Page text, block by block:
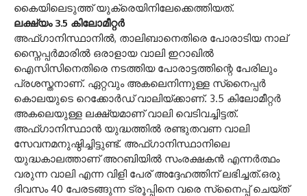
കൈയിലെടുത്ത് യുക്രെയിനിലേക്കെത്തിയത്.
ലക്ഷ്യം 3.5 കിലോമീറ്റർ
അഫ്ഗാനിസ്ഥാനിൽ, താലിബാനെതിരെ പോരാടിയ നാല്
സ്നൈപ്പർമാരിൽ ഒരാളായ വാലി ഇറാഖിൽ
ഐസിസിനെതിരെ നടത്തിയ പോരാട്ടത്തിന്റെ പേരിലും
പ്രശസ്തനാണ്. ഏറ്റവും അകലെനിന്നുള്ള സ്‌നൈപ്പർ
കൊലയുടെ റെക്കോർഡ് വാലിയ്ക്കാണ്. 3.5 കിലോമീറ്റർ
അകലെയുള്ള ലക്ഷ്യമാണ് വാലി വെടിവച്ചിട്ടത്.
അഫ്ഗാനിസ്ഥാൻ യുദ്ധത്തിൽ രണ്ടുതവണ വാലി
സേവനമനുഷ്ഠിച്ചിട്ടുണ്ട്. അഫ്ഗാനിസ്ഥാനിലെ
യുദ്ധകാലത്താണ് അറബിയിൽ സംരക്ഷകൻ എന്നർത്ഥം
വരുന്ന വാലി എന്ന വിളി പേര് അദ്ദേഹത്തിന് ലഭിച്ചത്.ഒരു
ദിവസം 40 പേരടങ്ങുന്ന ട്രൂപ്പിനെ വരെ സ്‌നെെപ്പ് ചെയ്ത്